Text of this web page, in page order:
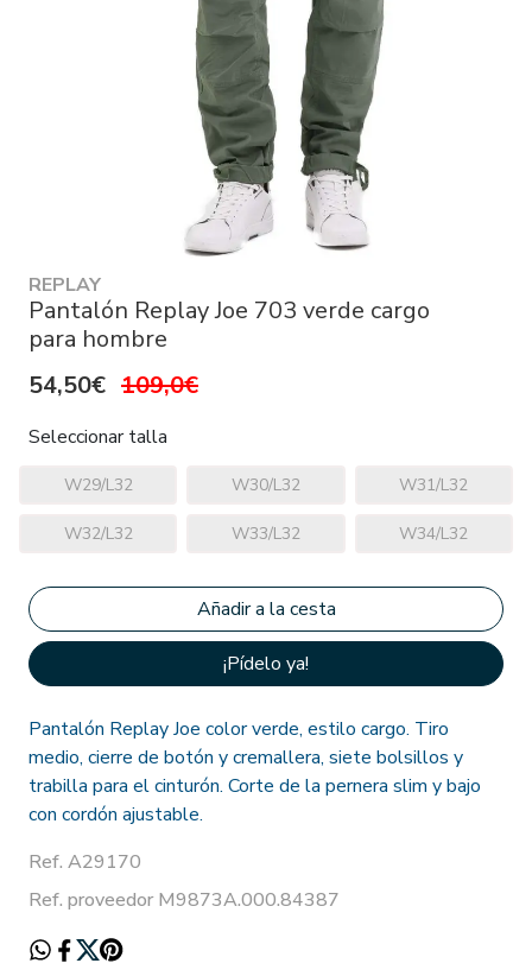
REPLAY
Pantalón Replay Joe 703 verde cargo
para hombre
54,50€ 109,0€
Seleccionar talla
W29/L32 W30/L32 W31/L32
W32/L32 W33/L32 W34/L32
¡Pídelo ya!
Pantalón Replay Joe color verde, estilo cargo. Tiro
medio, cierre de botón y cremallera, siete bolsillos y
trabilla para el cinturón. Corte de la pernera slim y bajo
con cordón ajustable.
Ref. A29170
Ref. proveedor M9873A.000.84387